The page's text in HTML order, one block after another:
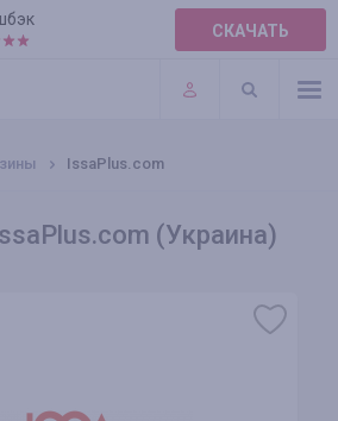
СКАЧАТЬ
IssaPlus.com
(Украина)